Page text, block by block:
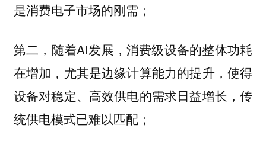
是消费电子市场的刚需；
第二，随着AI发展，消费级设备的整体功耗
在增加，尤其是边缘计算能力的提升，使得
设备对稳定、高效供电的需求日益增长，传
统供电模式已难以匹配；